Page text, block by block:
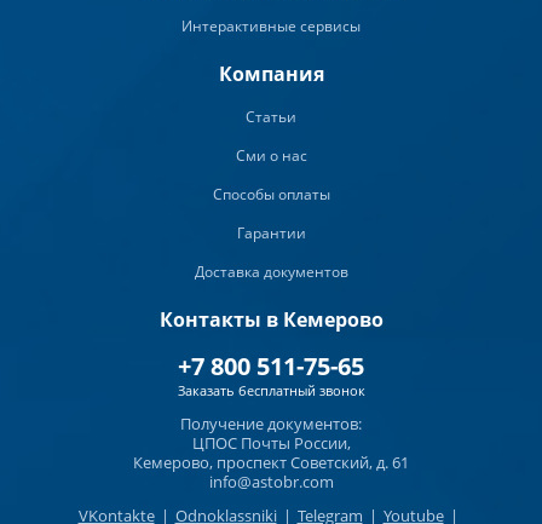
Интерактивные сервисы
Компания
Статьи
Сми о нас
Способы оплаты
Гарантии
Доставка документов
Контакты в Кемерово
+7 800 511-75-65
Заказать бесплатный звонок
Получение документов:
ЦПОС Почты России,
Кемерово, проспект Советский, д. 61
info@astobr.com
VKontakte | Odnoklassniki | Telegram | Youtube |